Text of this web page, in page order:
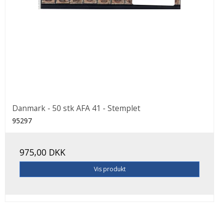
Danmark - 50 stk AFA 41 - Stemplet
95297
975,00 DKK
Vis produkt